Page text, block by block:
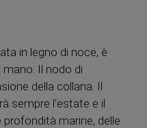
in legno di noce, è
Il nodo di
della collana. Il
sempre l'estate e il
marine, delle